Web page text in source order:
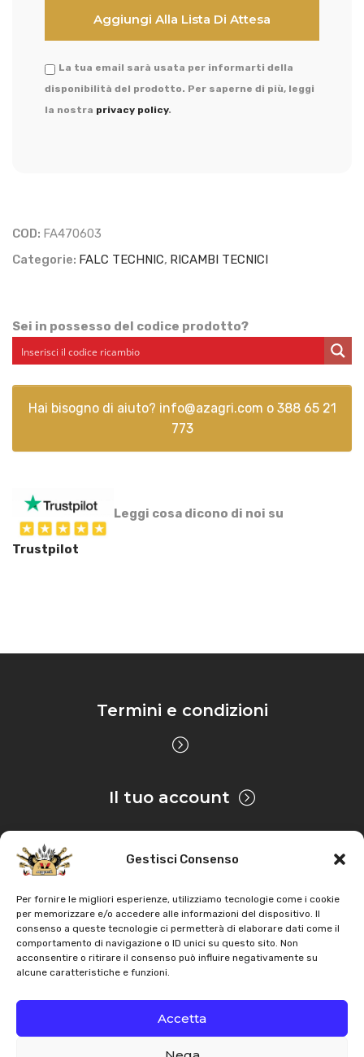
Gestisci Consenso
Per fornire le migliori esperienze, utilizziamo tecnologie come i cookie
per memorizzare e/o accedere alle informazioni del dispositivo. Il
consenso a queste tecnologie ci permetterà di elaborare dati come il
comportamento di navigazione o ID unici su questo sito. Non
acconsentire o ritirare il consenso può influire negativamente su
alcune caratteristiche e funzioni.
Accetta
La tua email sarà usata per informarti della
disponibilità del prodotto. Per saperne di più, leggi
la nostra privacy policy.
COD: FA470603
Categorie: FALC TECHNIC, RICAMBI TECNICI
Sei in possesso del codice prodotto?
Hai bisogno di aiuto? info@azagri.com o 388 65 21
773
Leggi cosa dicono di noi su
Trustpilot
Termini e condizioni
Il tuo account
Privacy & Cookie
CopyrightAZ Agri. Tutti i diritti servati |Assistenza |
Contatti
Sviluppato da